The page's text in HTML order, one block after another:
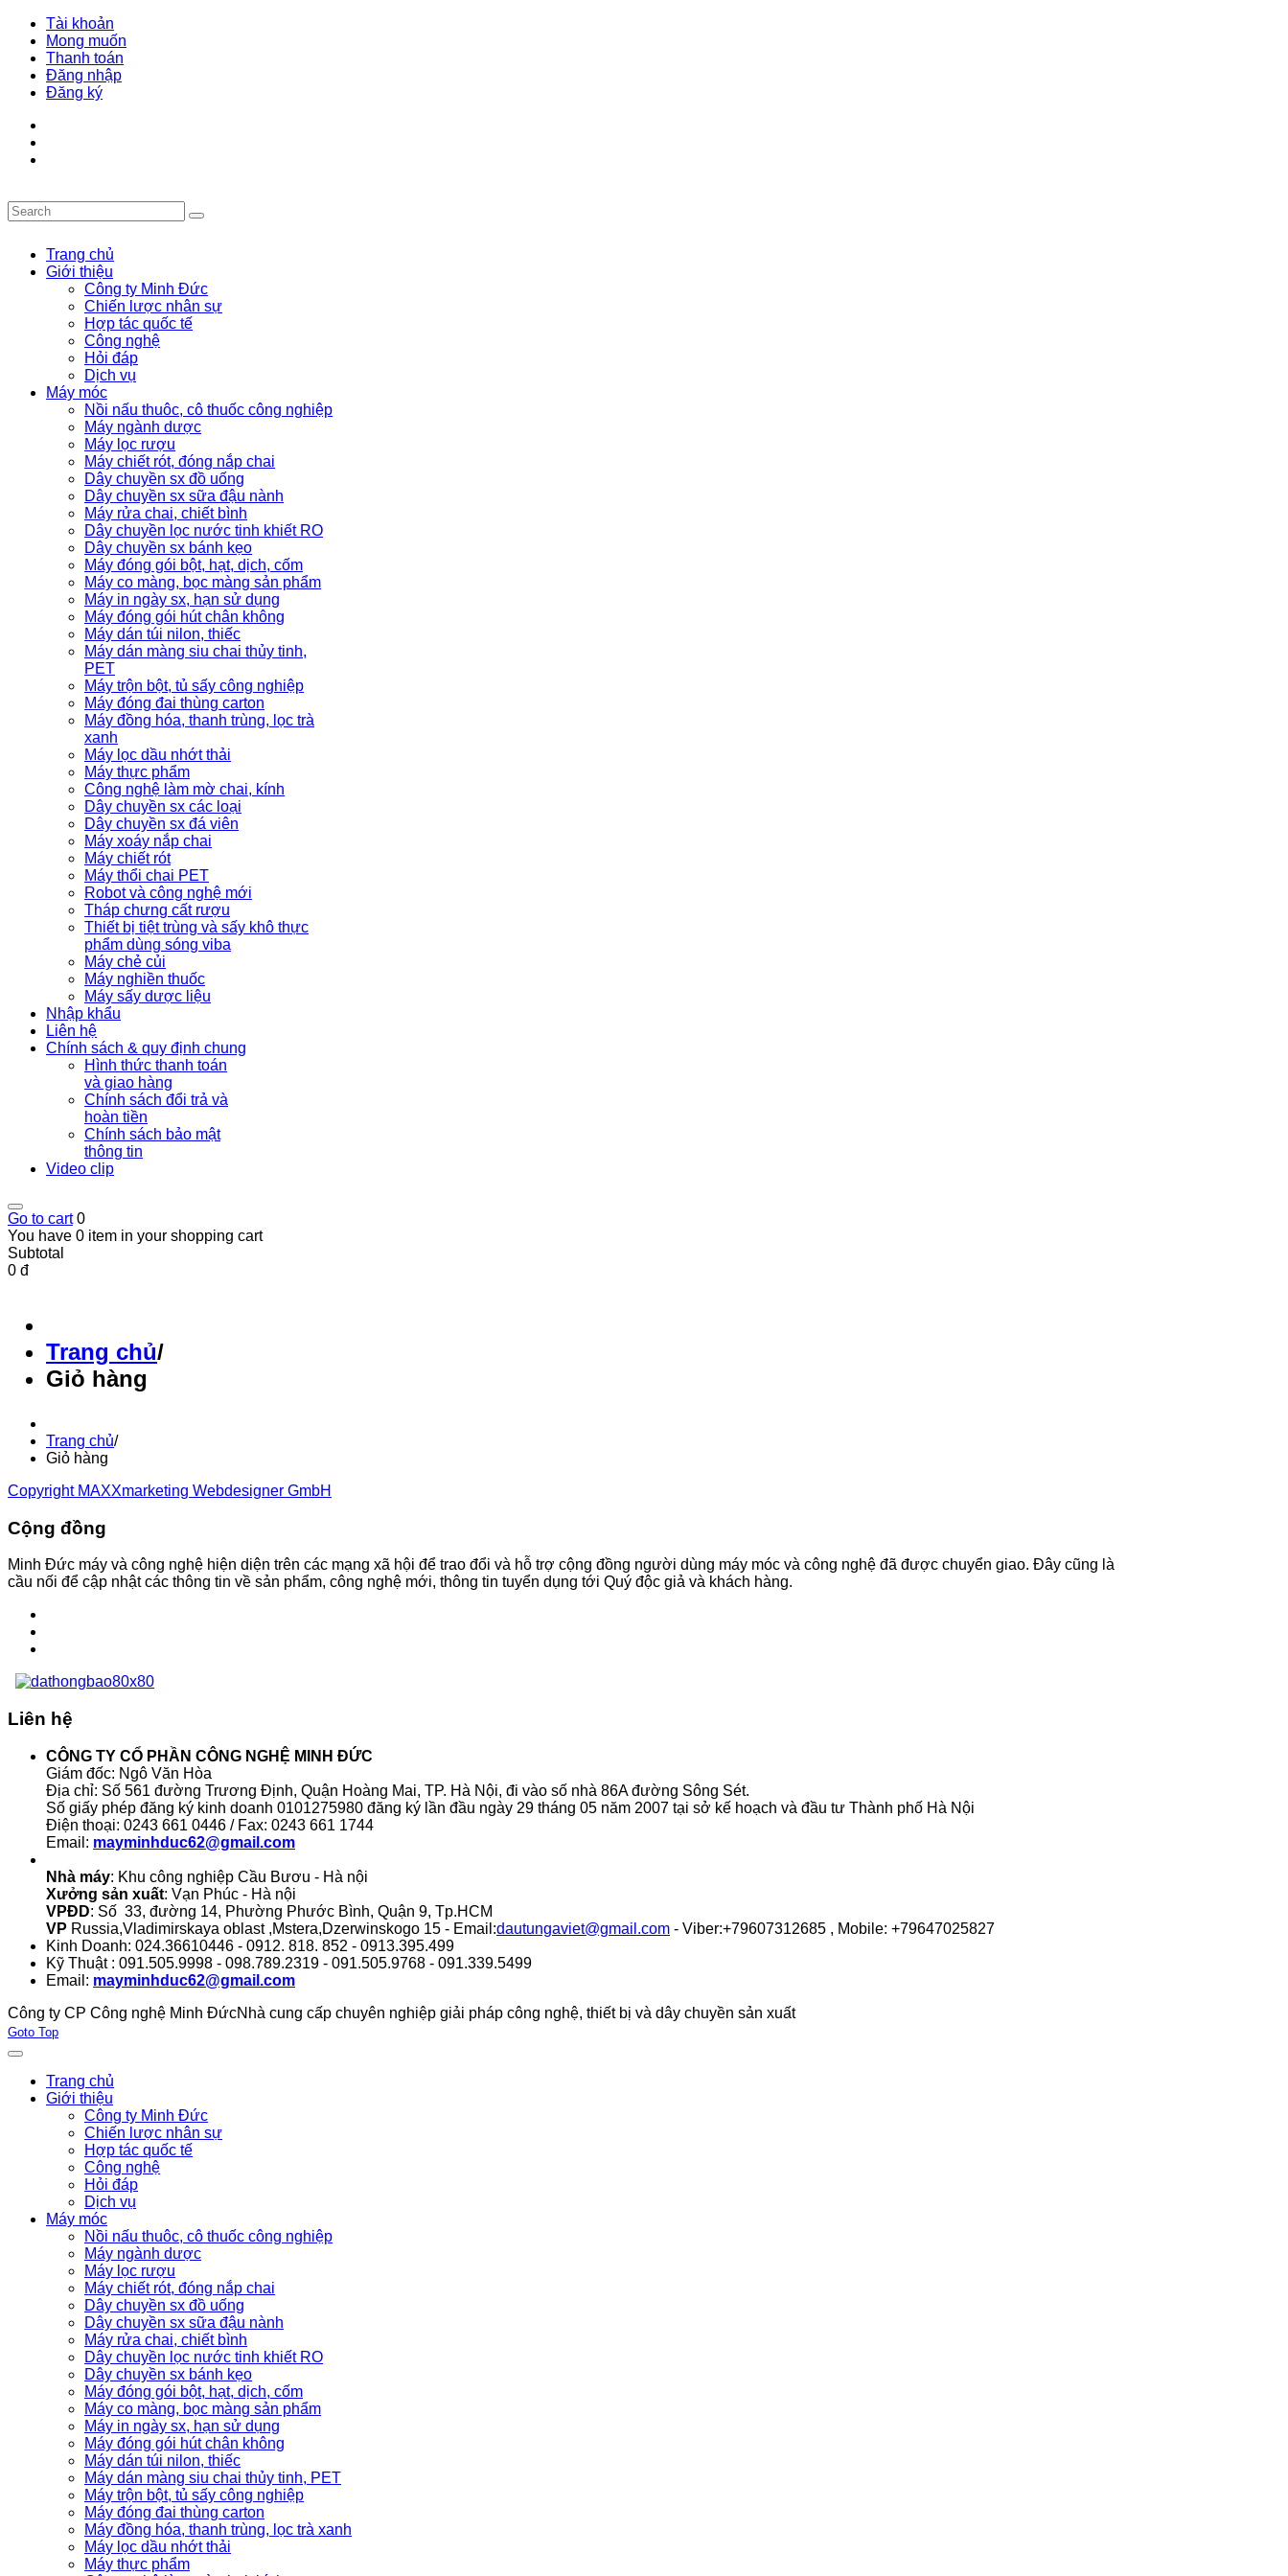
Tài khoản
Mong muốn
Thanh toán
Đăng nhập
Đăng ký
Trang chủ
Giới thiệu
Công ty Minh Đức
Chiến lược nhân sự
Hợp tác quốc tế
Công nghệ
Hỏi đáp
Dịch vụ
Máy móc
Nồi nấu thuôc, cô thuốc công nghiệp
Máy ngành dược
Máy lọc rượu
Máy chiết rót, đóng nắp chai
Dây chuyền sx đồ uống
Dây chuyền sx sữa đậu nành
Máy rửa chai, chiết bình
Dây chuyền lọc nước tinh khiết RO
Dây chuyền sx bánh kẹo
Máy đóng gói bột, hạt, dịch, cốm
Máy co màng, bọc màng sản phẩm
Máy in ngày sx, hạn sử dụng
Máy đóng gói hút chân không
Máy dán túi nilon, thiếc
Máy dán màng siu chai thủy tinh,
PET
Máy trộn bột, tủ sấy công nghiệp
Máy đóng đai thùng carton
Máy đồng hóa, thanh trùng, lọc trà
xanh
Máy lọc dầu nhớt thải
Máy thực phẩm
Công nghệ làm mờ chai, kính
Dây chuyền sx các loại
Dây chuyền sx đá viên
Máy xoáy nắp chai
Máy chiết rót
Máy thổi chai PET
Robot và công nghệ mới
Tháp chưng cất rượu
Thiết bị tiệt trùng và sấy khô thực
phẩm dùng sóng viba
Máy chẻ củi
Máy nghiền thuốc
Máy sấy dược liệu
Nhập khẩu
Liên hệ
Chính sách & quy định chung
Hình thức thanh toán
và giao hàng
Chính sách đổi trả và
hoàn tiền
Chính sách bảo mật
thông tin
Video clip
Go to cart 0
You have 0 item in your shopping cart
Subtotal
0 đ
Trang chủ/
Giỏ hàng
Trang chủ/
Giỏ hàng
Copyright MAXXmarketing Webdesigner GmbH
Cộng đồng
Minh Đức máy và công nghệ hiện diện trên các mạng xã hội để trao đổi và hỗ trợ cộng đồng người dùng máy móc và công nghệ đã được chuyển giao. Đây cũng là
cầu nối để cập nhật các thông tin về sản phẩm, công nghệ mới, thông tin tuyển dụng tới Quý độc giả và khách hàng.
Liên hệ
CÔNG TY CỔ PHẦN CÔNG NGHỆ MINH ĐỨC
Giám đốc: Ngô Văn Hòa
Địa chỉ: Số 561 đường Trương Định, Quận Hoàng Mai, TP. Hà Nội, đi vào số nhà 86A đường Sông Sét.
Số giấy phép đăng ký kinh doanh 0101275980 đăng ký lần đầu ngày 29 tháng 05 năm 2007 tại sở kế hoạch và đầu tư Thành phố Hà Nội
Điện thoại: 0243 661 0446 / Fax: 0243 661 1744
Email: mayminhduc62@gmail.com
Nhà máy: Khu công nghiệp Cầu Bươu - Hà nội
Xưởng sản xuất: Vạn Phúc - Hà nội
VPĐD: Số 33, đường 14, Phường Phước Bình, Quận 9, Tp.HCM
VP Russia,Vladimirskaya oblast ,Mstera,Dzerwinskogo 15 - Email:dautungaviet@gmail.com - Viber:+79607312685 , Mobile: +79647025827
Kinh Doanh: 024.36610446 - 0912. 818. 852 - 0913.395.499
Kỹ Thuật : 091.505.9998 - 098.789.2319 - 091.505.9768 - 091.339.5499
Email: mayminhduc62@gmail.com
Công ty CP Công nghệ Minh ĐứcNhà cung cấp chuyên nghiệp giải pháp công nghệ, thiết bị và dây chuyền sản xuất
Joomla! 3 Templates
Goto Top
Trang chủ
Giới thiệu
Công ty Minh Đức
Chiến lược nhân sự
Hợp tác quốc tế
Công nghệ
Hỏi đáp
Dịch vụ
Máy móc
Nồi nấu thuôc, cô thuốc công nghiệp
Máy ngành dược
Máy lọc rượu
Máy chiết rót, đóng nắp chai
Dây chuyền sx đồ uống
Dây chuyền sx sữa đậu nành
Máy rửa chai, chiết bình
Dây chuyền lọc nước tinh khiết RO
Dây chuyền sx bánh kẹo
Máy đóng gói bột, hạt, dịch, cốm
Máy co màng, bọc màng sản phẩm
Máy in ngày sx, hạn sử dụng
Máy đóng gói hút chân không
Máy dán túi nilon, thiếc
Máy dán màng siu chai thủy tinh, PET
Máy trộn bột, tủ sấy công nghiệp
Máy đóng đai thùng carton
Máy đồng hóa, thanh trùng, lọc trà xanh
Máy lọc dầu nhớt thải
Máy thực phẩm